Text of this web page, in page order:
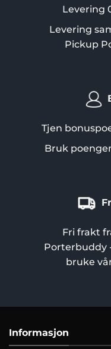
Levering
Levering
Pickup
Tjen
Bruk
Fri frakt
Porterbuddy
bruke
Informasjon